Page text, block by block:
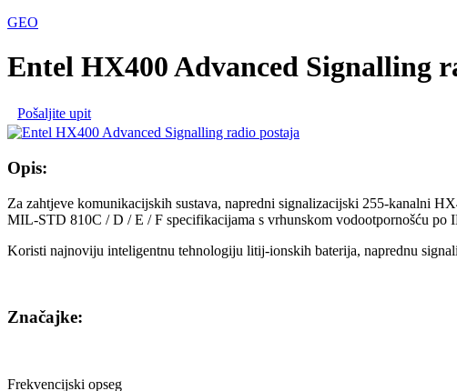
GEO
Entel HX400 Advanced Signalling
Pošaljite upit
Opis:
Za zahtjeve komunikacijskih sustava, napredni signalizacijski 255-kanalni
MIL-STD 810C / D / E / F specifikacijama s vrhunskom vodootpornošću po
Koristi najnoviju inteligentnu tehnologiju litij-ionskih baterija, naprednu
Značajke:
Frekvencijski opseg